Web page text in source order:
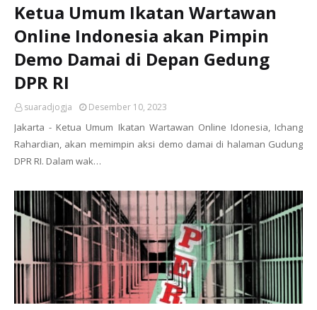
Ketua Umum Ikatan Wartawan
Online Indonesia akan Pimpin
Demo Damai di Depan Gedung
DPR RI
suaradjogja Desember 10, 2023
Jakarta - Ketua Umum Ikatan Wartawan Online Idonesia, Ichang
Rahardian, akan memimpin aksi demo damai di halaman Gudung
DPR RI. Dalam wak…